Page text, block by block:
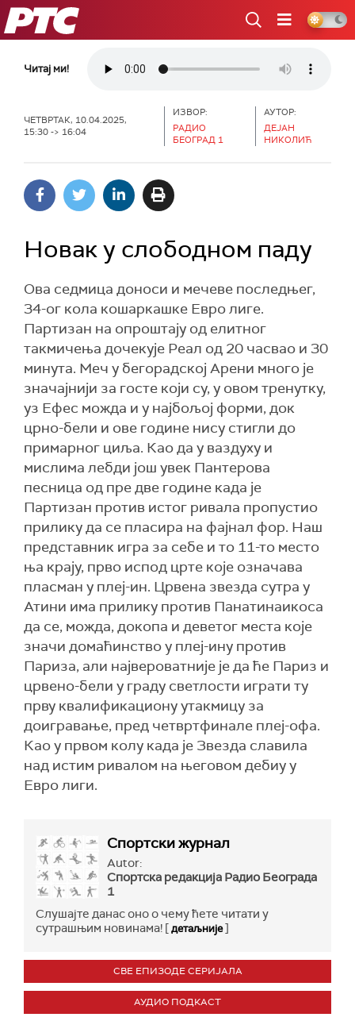
РТС
Читај ми!
ЧЕТВРТАК, 10.04.2025,
15:30 -> 16:04
ИЗВОР:
РАДИО
БЕОГРАД 1
АУТОР:
ДЕЈАН
НИКОЛИЋ
Новак у слободном паду
Ова седмица доноси и мечеве последњег,
34-ог кола кошаркашке Евро лиге.
Партизан на опроштају од елитног
такмичења дочекује Реал од 20 часвао и 30
минута. Меч у бегорадској Арени много је
значајнији за госте који су, у овом тренутку,
уз Ефес можда и у најбољој форми, док
црно-бели и ове године нису стигли до
примарног циља. Као да у ваздуху и
мислима лебди још увек Пантерова
песница од пре две године када је
Партизан против истог ривала пропустио
прилику да се пласира на фајнал фор. Наш
представник игра за себе и то 11-то место
ња крају, прво испод црте које означава
пласман у плеј-ин. Црвена звезда сутра у
Атини има прилику против Панатинаикоса
да се, можда, докопа и деветог места које
значи домаћинство у плеј-ину против
Париза, али највероватније је да ће Париз и
црвено-бели у граду светлости играти ту
прву квалификациону утакмицу за
доигравање, пред четвртфинале плеј-офа.
Као у првом колу када је Звезда славила
над истим ривалом на његовом дебиу у
Евро лиги.
Спортски журнал
Autor:
Спортска редакција Радио Београда
1
Слушајте данас оно о чему ћете читати у
сутрашњим новинама! [детаљније]
СВЕ ЕПИЗОДЕ СЕРИЈАЛА
АУДИО ПОДКАСТ